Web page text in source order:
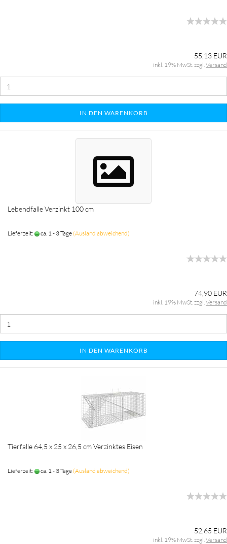
55,13 EUR
inkl. 19% MwSt. zzgl.Versand
IN DEN WARENKORB
Lebendfalle Verzinkt 100 cm
Lieferzeit: ca. 1 - 3 Tage (Ausland abweichend)
74,90 EUR
inkl. 19% MwSt. zzgl.Versand
IN DEN WARENKORB
Tierfalle 64,5 x 25 x 26,5 cm Verzinktes Eisen
Lieferzeit: ca. 1 - 3 Tage (Ausland abweichend)
52,65 EUR
inkl. 19% MwSt. zzgl.Versand